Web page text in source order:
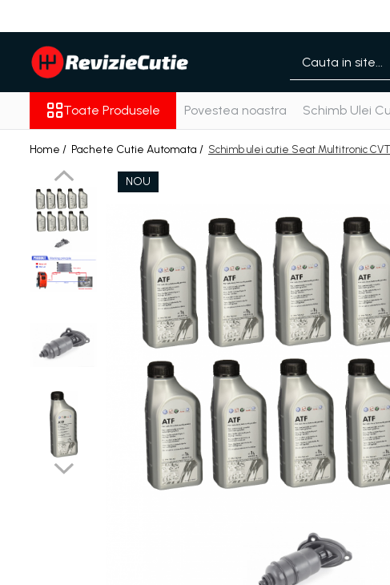
Toate Produsele
Pachete Cutie Manuala
Pachete Grup Diferential
Reparatii convertizoare de cuplu
Climatizare Auto
Piese cutii de viteze automata
Ulei/lubrifianti
Ulei cutie automata
Filtre cutii automate
Toate Produsele Povestea noastra Schimb Ulei
Home / Pachete Cutie Automata / Schimb ulei cutie Seat Multitronic
NOU